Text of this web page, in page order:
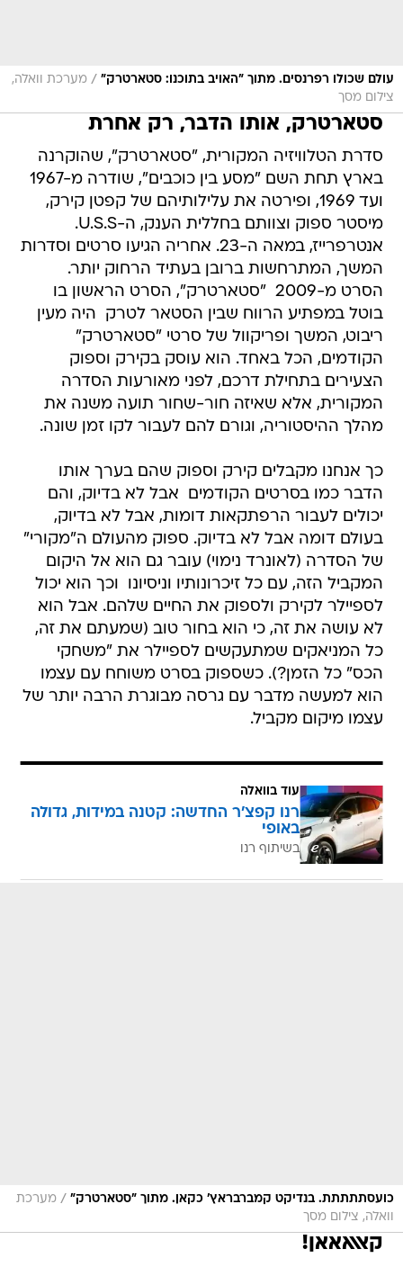
עולם שכולו רפרנסים. מתוך "האויב בתוכנו: סטארטרק" / מערכת וואלה,
צילום מסך
סטארטרק, אותו הדבר, רק אחרת
סדרת הטלוויזיה המקורית, "סטארטרק", שהוקרנה
בארץ תחת השם "מסע בין כוכבים", שודרה מ-1967
ועד 1969, ופירטה את עלילותיהם של קפטן קירק,
מיסטר ספוק וצוותם בחללית הענק, ה-U.S.S.
אנטרפרייז, במאה ה-23. אחריה הגיעו סרטים וסדרות
המשך, המתרחשות ברובן בעתיד הרחוק יותר.
הסרט מ-2009  "סטארטרק", הסרט הראשון בו
בוטל במפתיע הרווח שבין הסטאר לטרק  היה מעין
ריבוט, ‏המשך ופריקוול של סרטי "סטארטרק"
הקודמים, הכל באחד. הוא עוסק בקירק וספוק
‏הצעירים בתחילת דרכם, לפני מאורעות הסדרה
המקורית, אלא שאיזה חור-שחור תועה משנה את
מהלך ההיסטוריה, וגורם להם ‏לעבור לקו זמן שונה.
כך אנחנו מקבלים קירק וספוק שהם בערך אותו
הדבר כמו בסרטים הקודמים  ‏אבל לא בדיוק, והם
יכולים לעבור הרפתקאות דומות, אבל לא בדיוק,
בעולם דומה אבל לא בדיוק. ספוק מהעולם ‏ה"מקורי"
של הסדרה (לאונרד נימוי) עובר גם הוא אל היקום
המקביל הזה, עם כל זיכרונותיו וניסיונו  וכך הוא יכול
לספיילר לקירק ולספוק את החיים שלהם. אבל הוא
לא עושה את זה, כי הוא בחור טוב (שמעתם את זה,
כל המניאקים שמתעקשים לספיילר את "משחקי
הכס" כל הזמן?). כשספוק בסרט משוחח עם עצמו 
הוא למעשה מדבר עם גרסה מבוגרת הרבה יותר של
עצמו מיקום מקביל.
עוד בוואלה
רנו קפצ'ר החדשה: קטנה במידות, גדולה
באופי
בשיתוף רנו
כועסתתתתת. בנדיקט קמברבראץ' כקאן. מתוך "סטארטרק" / מערכת
וואלה, צילום מסך
קאאאאאן!